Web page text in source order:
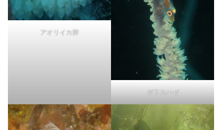
アオリイカ卵
ガラスハゼ